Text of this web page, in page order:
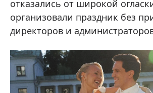
отказались от широкой
организовали праздник без
директоров и